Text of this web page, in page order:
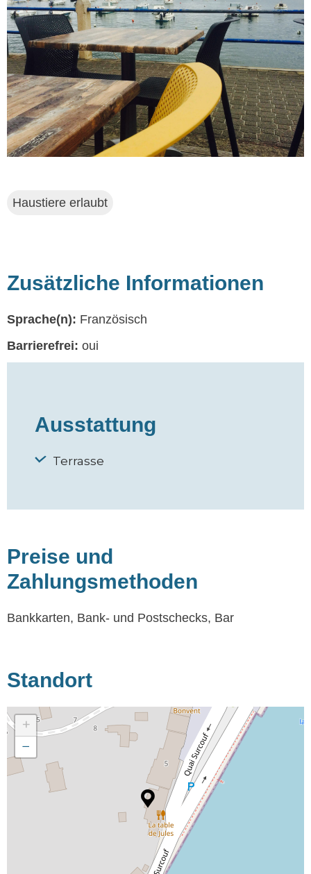
Haustiere erlaubt
Zusätzliche Informationen
Sprache(n): Französisch
Barrierefrei: oui
Ausstattung
Terrasse
Preise und
Zahlungsmethoden
Bankkarten, Bank- und Postschecks, Bar
Standort
+
−